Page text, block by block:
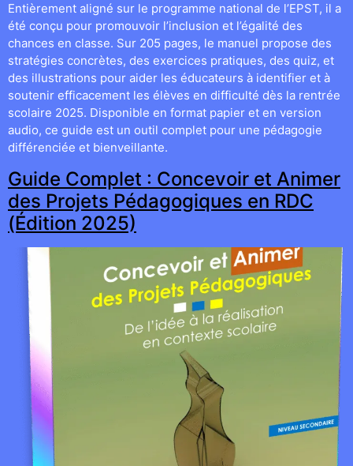
Entièrement aligné sur le programme national de l’EPST, il a
été conçu pour promouvoir l’inclusion et l’égalité des
chances en classe. Sur 205 pages, le manuel propose des
stratégies concrètes, des exercices pratiques, des quiz, et
des illustrations pour aider les éducateurs à identifier et à
soutenir efficacement les élèves en difficulté dès la rentrée
scolaire 2025. Disponible en format papier et en version
audio, ce guide est un outil complet pour une pédagogie
différenciée et bienveillante.
Guide Complet : Concevoir et Animer
des Projets Pédagogiques en RDC
(Édition 2025)